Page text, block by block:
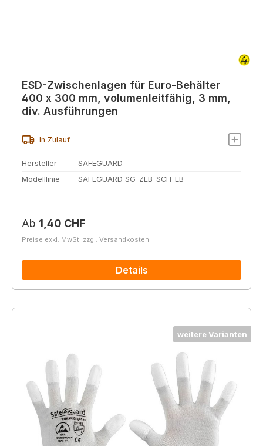
ESD-Zwischenlagen für Euro-Behälter
400 x 300 mm, volumenleitfähig, 3 mm,
div. Ausführungen
In Zulauf
Hersteller
SAFEGUARD
Modelllinie
SAFEGUARD SG-ZLB-SCH-EB
Regulärer Preis:
Ab 1,40 CHF
Preise exkl. MwSt. zzgl. Versandkosten
Details
weitere Varianten